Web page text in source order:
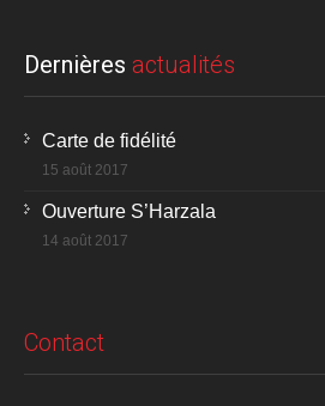
Dernières actualités
Carte de fidélité
15 août 2017
Ouverture S’Harzala
14 août 2017
Contact